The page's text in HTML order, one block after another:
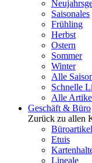
Saisonales
Frühling
Herbst
Ostern
Sommer
Winter
Alle
Schnelle
Alle
Geschäft & Büro
Zurück zu allen
Büroartikel
Etuis
Lineale